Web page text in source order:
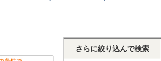
さらに絞り込んで検索